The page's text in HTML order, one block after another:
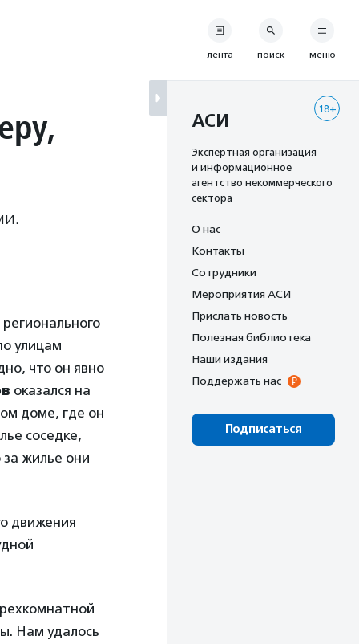
улицам
что он явно
оказался на
доме, где он
соседке,
жилье они
движения
Нам удалось
лента поиск меню
18+
АСИ
Экспертная организация
и информационное
агентство некоммерческого
сектора
О нас
Контакты
Сотрудники
Мероприятия АСИ
Прислать новость
Полезная библиотека
Наши издания
Поддержать нас
Подписаться